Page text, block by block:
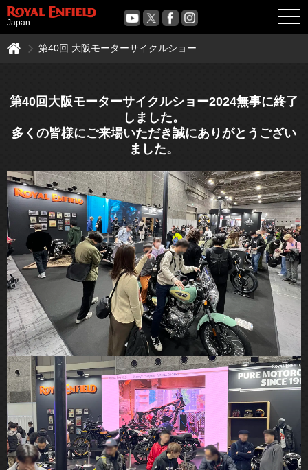
Japan
第40回 大阪モーターサイクルショー
第40回大阪モーターサイクルショー2024無事に終了
しました。
多くの皆様にご来場いただき誠にありがとうござい
ました。